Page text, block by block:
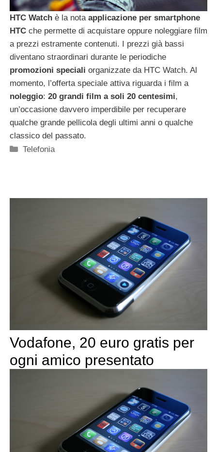
HTC Watch è la nota applicazione per smartphone
HTC che permette di acquistare oppure noleggiare film
a prezzi estramente contenuti. I prezzi già bassi
diventano straordinari durante le periodiche
promozioni speciali organizzate da HTC Watch. Al
momento, l’offerta speciale attiva riguarda i film a
noleggio: 20 grandi film a soli 20 centesimi,
un’occasione davvero imperdibile per recuperare
qualche grande pellicola degli ultimi anni o qualche
classico del passato.
Categorie
Telefonia
Vodafone, 20 euro gratis per
ogni amico presentato